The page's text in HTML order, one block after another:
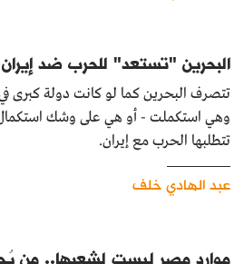
البحرين "تستعد" للحرب ضد إيران
تتصرف البحرين كما لو كانت دولة كبرى
وهي استكملت - أو هي على وشك استكمال
تتطلبها الحرب مع إيران.
عبد الهادي خلف
موارد مصر ليست لشعبها.. من